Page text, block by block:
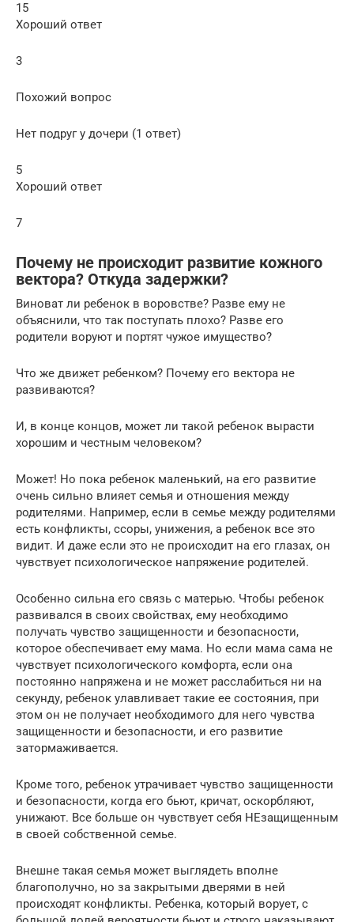
15
Хороший ответ
3
Похожий вопрос
Нет подруг у дочери (1 ответ)
5
Хороший ответ
7
Почему не происходит развитие кожного
вектора? Откуда задержки?
Виноват ли ребенок в воровстве? Разве ему не
объяснили, что так поступать плохо? Разве его
родители воруют и портят чужое имущество?
Что же движет ребенком? Почему его вектора не
развиваются?
И, в конце концов, может ли такой ребенок вырасти
хорошим и честным человеком?
Может! Но пока ребенок маленький, на его развитие
очень сильно влияет семья и отношения между
родителями. Например, если в семье между родителями
есть конфликты, ссоры, унижения, а ребенок все это
видит. И даже если это не происходит на его глазах, он
чувствует психологическое напряжение родителей.
Особенно сильна его связь с матерью. Чтобы ребенок
развивался в своих свойствах, ему необходимо
получать чувство защищенности и безопасности,
которое обеспечивает ему мама. Но если мама сама не
чувствует психологического комфорта, если она
постоянно напряжена и не может расслабиться ни на
секунду, ребенок улавливает такие ее состояния, при
этом он не получает необходимого для него чувства
защищенности и безопасности, и его развитие
затормаживается.
Кроме того, ребенок утрачивает чувство защищенности
и безопасности, когда его бьют, кричат, оскорбляют,
унижают. Все больше он чувствует себя НЕзащищенным
в своей собственной семье.
Внешне такая семья может выглядеть вполне
благополучно, но за закрытыми дверями в ней
происходят конфликты. Ребенка, который ворует, с